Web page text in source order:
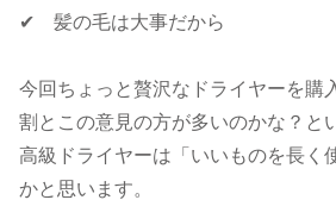
✔ 髪の毛は大事だから
今回ちょっと贅沢なドライヤーを購
割とこの意見の方が多いのかな？と
高級ドライヤーは「いいものを長く
かと思います。